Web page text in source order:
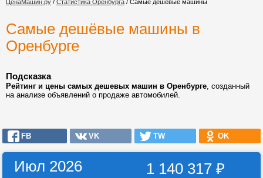
ЦенаМашин.ру / Статистика Оренбурга / Самые дешёвые машины
Самые дешёвые машины в
Оренбурге
Подсказка
Рейтинг и цены самых дешевых машин в Оренбурге, созданный
на анализе объявлений о продаже автомобилей.
FB VK TW OK
Июл 2026 1 140 317 ₽